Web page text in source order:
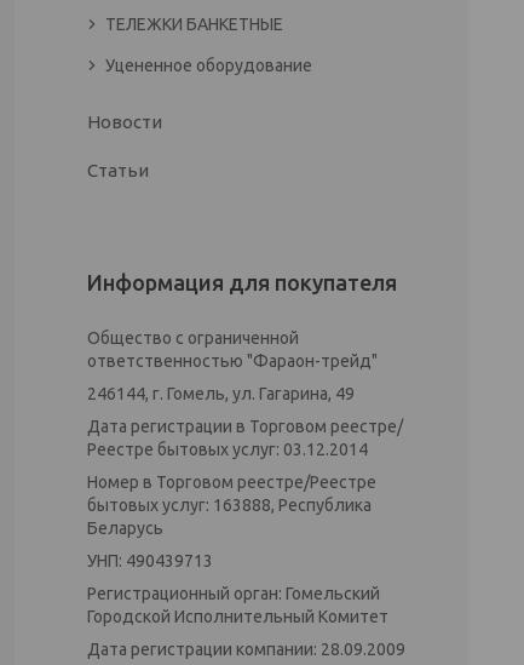
ТЕЛЕЖКИ БАНКЕТНЫЕ
Уцененное оборудование
Новости
Статьи
Информация для покупателя
Общество с ограниченной
ответственностью "Фараон-трейд"
246144, г. Гомель, ул. Гагарина, 49
Дата регистрации в Торговом реестре/
Реестре бытовых услуг: 03.12.2014
Номер в Торговом реестре/Реестре
бытовых услуг: 163888, Республика
Беларусь
УНП: 490439713
Регистрационный орган: Гомельский
Городской Исполнительный Комитет
Дата регистрации компании: 28.09.2009